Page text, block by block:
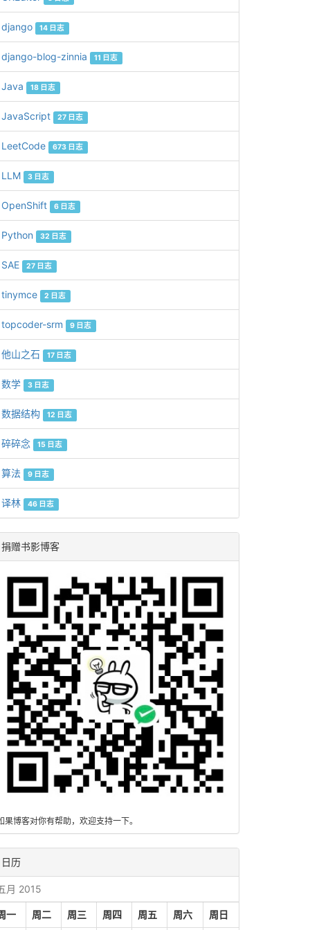
django 14 日志
django-blog-zinnia 11 日志
Java 18 日志
JavaScript 27 日志
LeetCode 673 日志
LLM 3 日志
OpenShift 6 日志
Python 32 日志
SAE 27 日志
tinymce 2 日志
topcoder-srm 9 日志
他山之石 17 日志
数学 3 日志
数据结构 12 日志
碎碎念 15 日志
算法 9 日志
译林 46 日志
捐赠书影博客
果博客对你有帮助，欢迎支持一下。
日历
月 2015
一 周二 周三 周四 周五 周六 周日